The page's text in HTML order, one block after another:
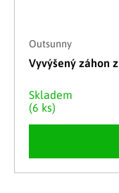
Outsunny
Vyvýšený záhon
Skladem
(6 ks)